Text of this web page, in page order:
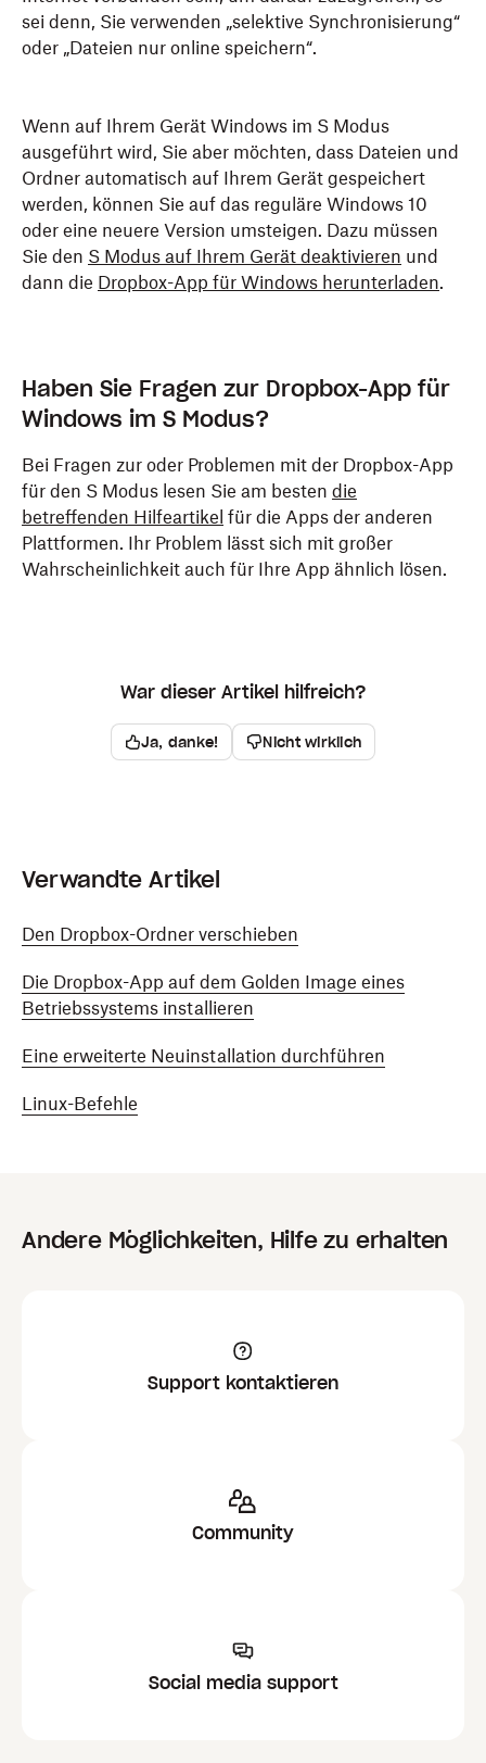
sei denn, Sie verwenden „selektive Synchronisierung“
oder „Dateien nur online speichern“.
Wenn auf Ihrem Gerät Windows im S Modus
ausgeführt wird, Sie aber möchten, dass Dateien und
Ordner automatisch auf Ihrem Gerät gespeichert
werden, können Sie auf das reguläre Windows 10
oder eine neuere Version umsteigen. Dazu müssen
Sie den S Modus auf Ihrem Gerät deaktivieren und
dann die Dropbox-App für Windows herunterladen.
Haben Sie Fragen zur Dropbox-App für
Windows im S Modus?
Bei Fragen zur oder Problemen mit der Dropbox-App
für den S Modus lesen Sie am besten die
betreffenden Hilfeartikel für die Apps der anderen
Plattformen. Ihr Problem lässt sich mit großer
Wahrscheinlichkeit auch für Ihre App ähnlich lösen.
War dieser Artikel hilfreich?
Ja, danke! Nicht wirklich
Verwandte Artikel
Den Dropbox-Ordner verschieben
Die Dropbox-App auf dem Golden Image eines
Betriebssystems installieren
Eine erweiterte Neuinstallation durchführen
Linux-Befehle
Andere Möglichkeiten, Hilfe zu erhalten
Support kontaktieren
Community
Social media support